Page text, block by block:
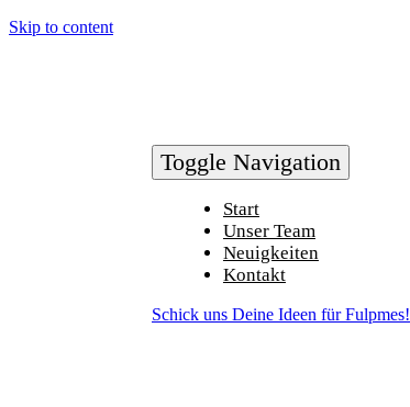
Skip to content
Toggle Navigation
Start
Unser Team
Neuigkeiten
Kontakt
Schick uns Deine Ideen für Fulpmes!